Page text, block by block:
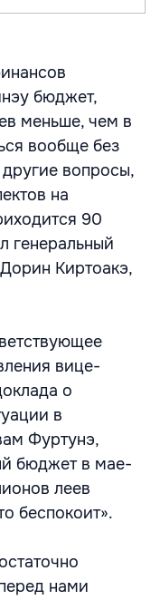
бюджет,
меньше, чем в
вообще без
вопросы,
на
90
генеральный
Киртоакэ,
вице-
о
в
Фуртунэ,
бюджет в мае-
леев
беспокоит».
нами